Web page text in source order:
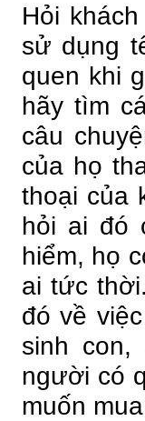
Hỏi
sử dụng
quen khi
hãy tìm
câu
của họ
thoại của
hỏi ai đó
hiểm, họ
ai tức
đó về
sinh
người có
muốn